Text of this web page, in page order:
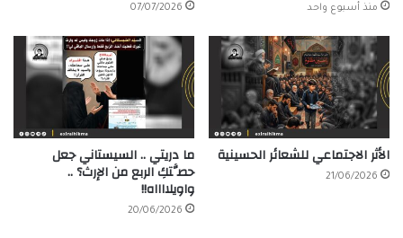
منذ أسبوع واحد 07/07/2026
الأثر الاجتماعي للشعائر الحسينية
21/06/2026
ما دريتي .. السيستاني جعل
حصَّتكِ الربع من الإرث؟ ..
واويلااااه!!
20/06/2026